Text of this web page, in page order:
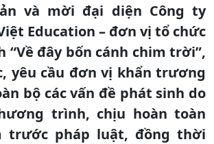
và mời đại diện Công ty
Education – đơn vị tổ chức
đây bốn cánh chim trời”,
yêu cầu đơn vị khẩn trương
bộ các vấn đề phát sinh do
trình, chịu hoàn toàn
trước pháp luật, đồng thời